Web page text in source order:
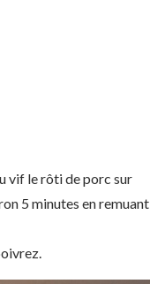
vif le rôti de porc sur
5 minutes en remuant